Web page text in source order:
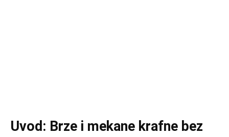
Uvod: Brze i mekane krafne bez